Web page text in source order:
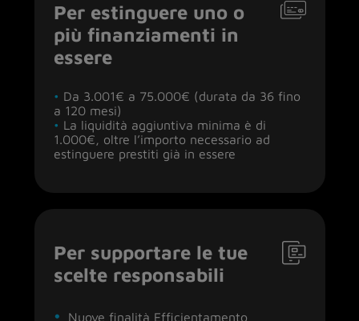
Per estinguere uno o
più finanziamenti in
essere
• Da 3.001€ a 75.000€ (durata da 36 fino
a 120 mesi)
• La liquidità aggiuntiva minima è di
1.000€, oltre l’importo necessario ad
estinguere prestiti già in essere
Per supportare le tue
scelte responsabili
Nuove finalità Efficientamento